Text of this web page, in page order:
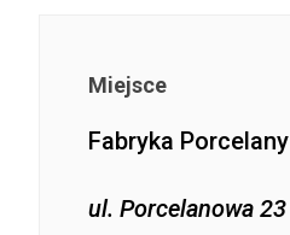
Miejsce
Fabryka Porcelany
ul. Porcelanowa 23